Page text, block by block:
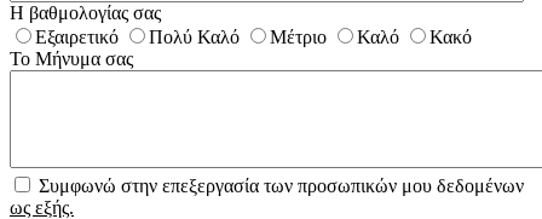
Η βαθμολογίας σας
Εξαιρετικό
Πολύ Καλό Μέτριο Καλό
Κακό
Το Μήνυμα σας
Συμφωνώ στην επεξεργασία των προσωπικών μου δεδομένων
ως εξής.